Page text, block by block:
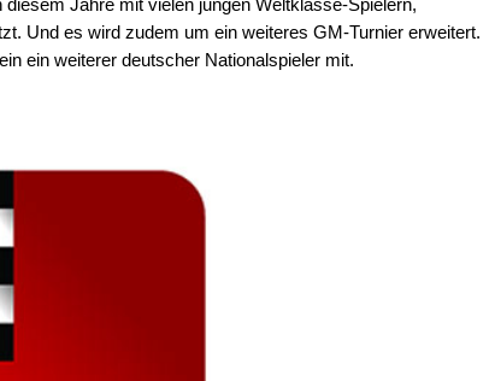
Und es wird zudem um ein weiteres GM-Turnier erweitert.
ein weiterer deutscher Nationalspieler mit.